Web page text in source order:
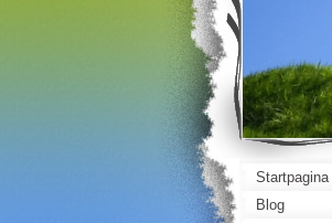
Startpagina
Blog